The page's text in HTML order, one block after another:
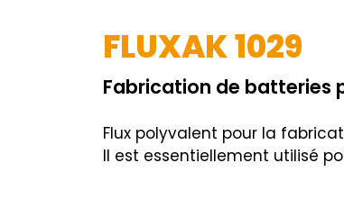
FLUXAK 1029
Fabrication de batteries
Flux polyvalent pour la
Il est essentiellement utilisé